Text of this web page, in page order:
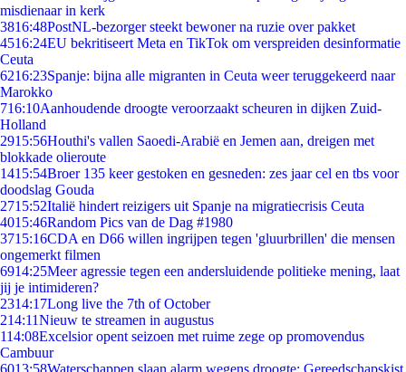
misdienaar in kerk
3816:48PostNL-bezorger steekt bewoner na ruzie over pakket
4516:24EU bekritiseert Meta en TikTok om verspreiden desinformatie
Ceuta
6216:23Spanje: bijna alle migranten in Ceuta weer teruggekeerd naar
Marokko
716:10Aanhoudende droogte veroorzaakt scheuren in dijken Zuid-
Holland
2915:56Houthi's vallen Saoedi-Arabië en Jemen aan, dreigen met
blokkade olieroute
1415:54Broer 135 keer gestoken en gesneden: zes jaar cel en tbs voor
doodslag Gouda
2715:52Italië hindert reizigers uit Spanje na migratiecrisis Ceuta
4015:46Random Pics van de Dag #1980
3715:16CDA en D66 willen ingrijpen tegen 'gluurbrillen' die mensen
ongemerkt filmen
6914:25Meer agressie tegen een andersluidende politieke mening, laat
jij je intimideren?
2314:17Long live the 7th of October
214:11Nieuw te streamen in augustus
114:08Excelsior opent seizoen met ruime zege op promovendus
Cambuur
6013:58Waterschappen slaan alarm wegens droogte: Gereedschapskist